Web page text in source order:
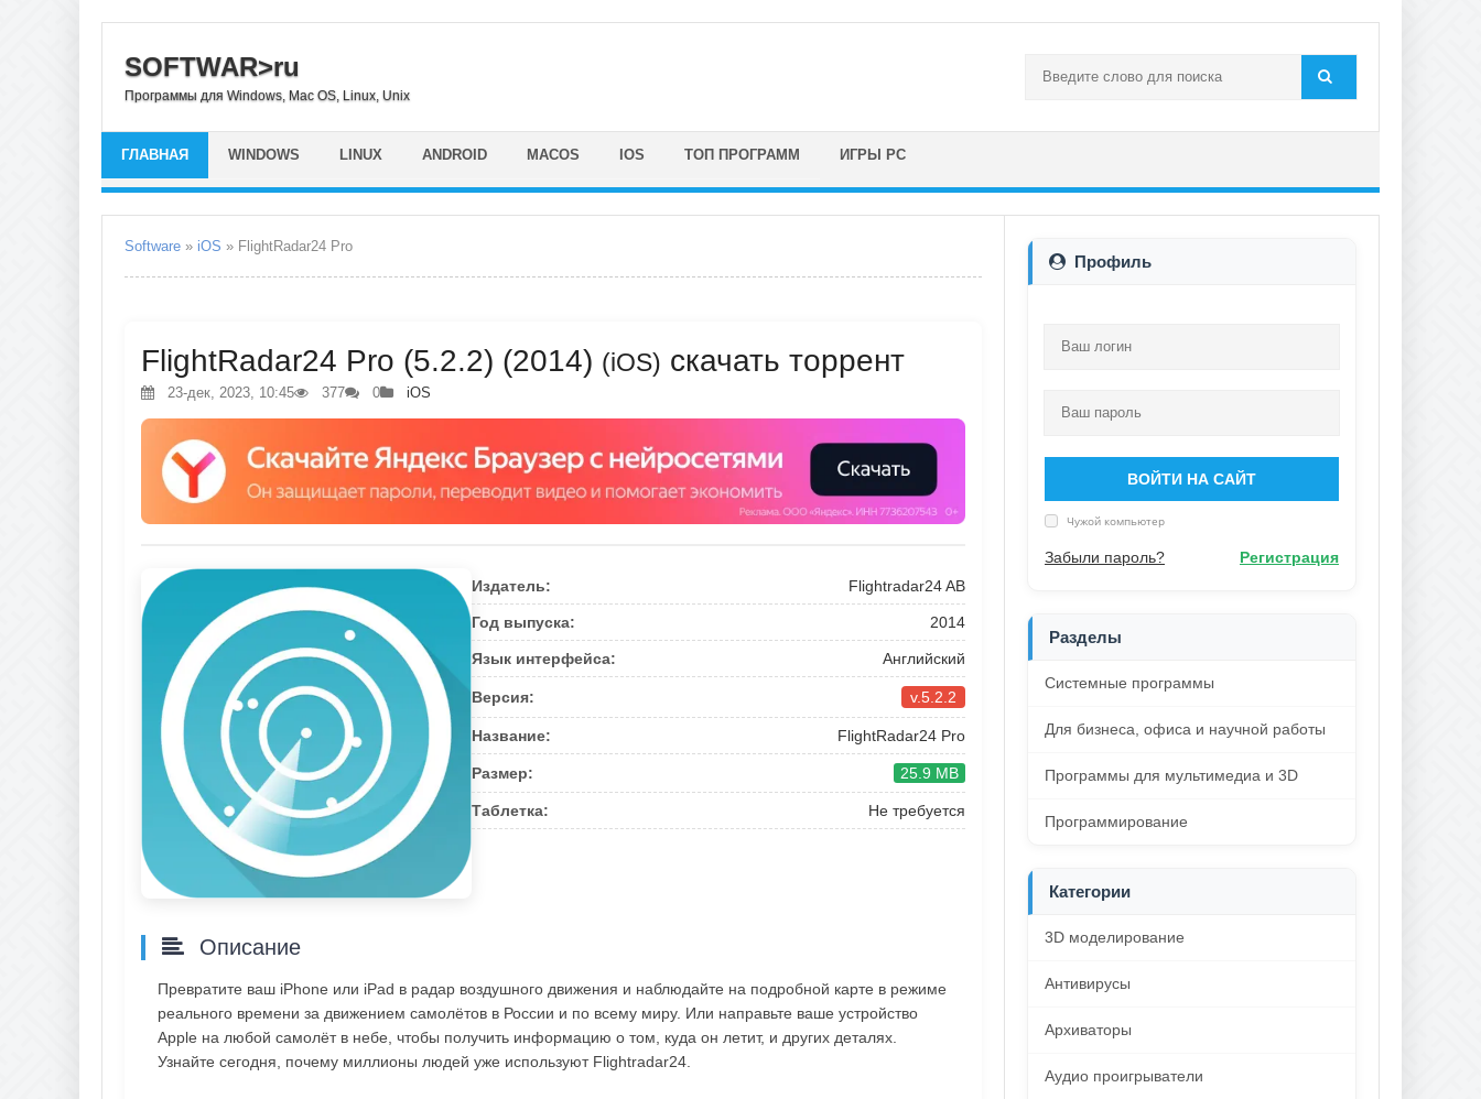
SOFTWAR>ru
Программы для Windows, Mac OS, Linux, Unix
ГЛАВНАЯ WINDOWS LINUX ANDROID MACOS IOS ТОП ПРОГРАММ ИГРЫ PC
Software » iOS » FlightRadar24 Pro
FlightRadar24 Pro (5.2.2) (2014) (iOS) скачать торрент
23-дек, 2023, 10:45 377 0 iOS
Издатель: Flightradar24 AB
Год выпуска: 2014
Язык интерфейса: Английский
Версия: v.5.2.2
Название: FlightRadar24 Pro
Размер: 25.9 MB
Таблетка: Не требуется
Описание
Превратите ваш iPhone или iPad в радар воздушного движения и наблюдайте на подробной карте в режиме
реального времени за движением самолётов в России и по всему миру. Или направьте ваше устройство
Apple на любой самолёт в небе, чтобы получить информацию о том, куда он летит, и других деталях.
Узнайте сегодня, почему миллионы людей уже используют Flightradar24.
Профиль
ВОЙТИ НА САЙТ
Чужой компьютер
Забыли пароль? Регистрация
Разделы
Системные программы
Для бизнеса, офиса и научной работы
Программы для мультимедиа и 3D
Программирование
Категории
3D моделирование
Антивирусы
Архиваторы
Аудио проигрыватели